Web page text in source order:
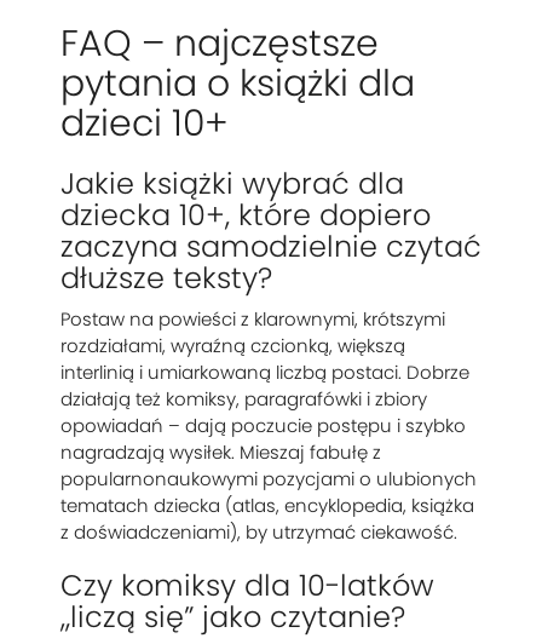
FAQ – najczęstsze
pytania o książki dla
dzieci 10+
Jakie książki wybrać dla
dziecka 10+, które dopiero
zaczyna samodzielnie czytać
dłuższe teksty?
Postaw na powieści z klarownymi, krótszymi
rozdziałami, wyraźną czcionką, większą
interlinią i umiarkowaną liczbą postaci. Dobrze
działają też komiksy, paragrafówki i zbiory
opowiadań – dają poczucie postępu i szybko
nagradzają wysiłek. Mieszaj fabułę z
popularnonaukowymi pozycjami o ulubionych
tematach dziecka (atlas, encyklopedia, książka
z doświadczeniami), by utrzymać ciekawość.
Czy komiksy dla 10-latków
„liczą się” jako czytanie?